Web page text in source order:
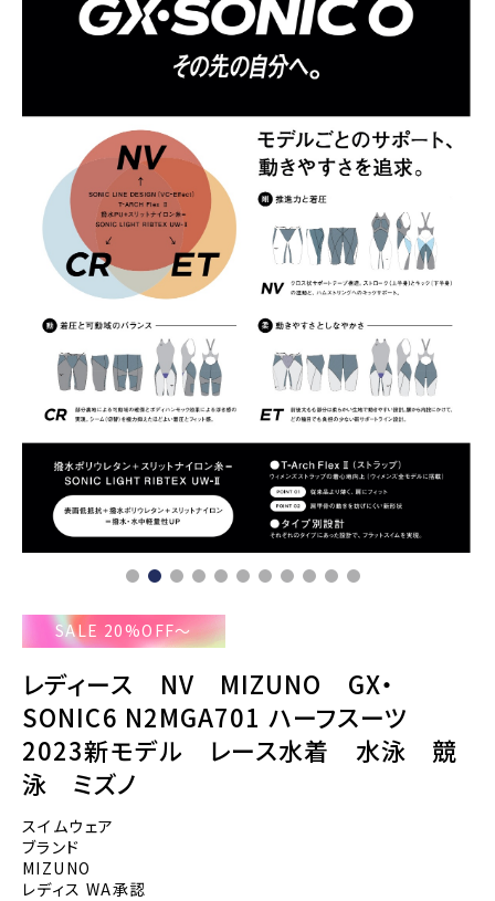
SALE 20%OFF～
レディース NV MIZUNO GX・
SONIC6 N2MGA701 ハーフスーツ
2023新モデル レース水着 水泳 競
泳 ミズノ
スイムウェア
ブランド
MIZUNO
レディス WA承認